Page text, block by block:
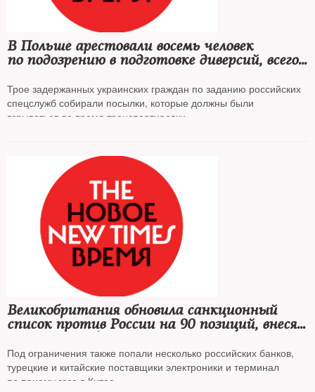
В Польше арестовали восемь человек
по подозрению в подготовке диверсий, всего
задержали 55 человек
Трое задержанных украинских граждан по заданию российских
спецслужб собирали посылки, которые должны были
взрываться во время транспортировки
Великобритания обновила санкционный
список против России на 90 позиций, внеся
Под ограничения также попали несколько российских банков,
турецкие и китайские поставщики электроники и терминал
по приему газа в Китае